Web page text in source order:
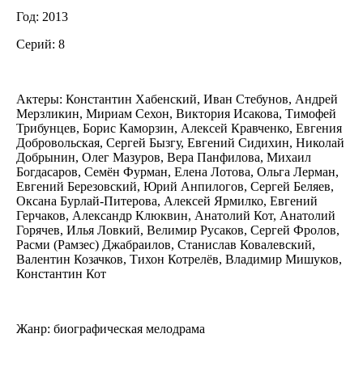
Год: 2013
Cерий: 8
Актеры: Константин Хабенский, Иван Стебунов, Андрей
Мерзликин, Мириам Сехон, Виктория Исакова, Тимофей
Трибунцев, Борис Каморзин, Алексей Кравченко, Евгения
Добровольская, Сергей Бызгу, Евгений Сидихин, Николай
Добрынин, Олег Мазуров, Вера Панфилова, Михаил
Богдасаров, Семён Фурман, Елена Лотова, Ольга Лерман,
Евгений Березовский, Юрий Анпилогов, Сергей Беляев,
Оксана Бурлай-Питерова, Алексей Ярмилко, Евгений
Герчаков, Александр Клюквин, Анатолий Кот, Анатолий
Горячев, Илья Ловкий, Велимир Русаков, Сергей Фролов,
Расми (Рамзес) Джабраилов, Станислав Ковалевский,
Валентин Козачков, Тихон Котрелёв, Владимир Мишуков,
Константин Кот
Жанр: биографическая мелодрама